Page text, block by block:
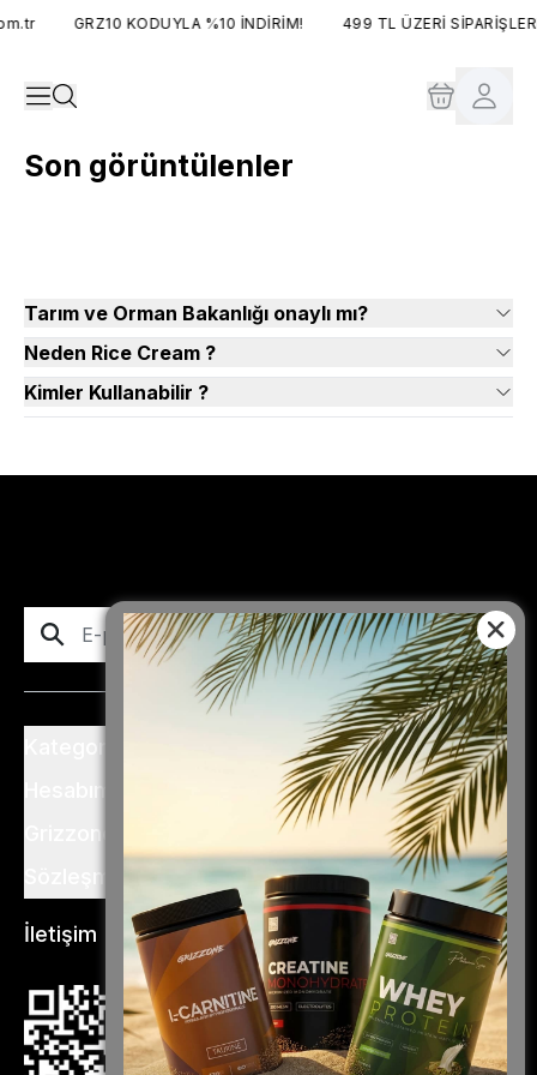
GRZ10 KODUYLA %10 İNDİRİM! 499 TL ÜZERİ
Son görüntülenler
Tarım ve Orman Bakanlığı onaylı mı?
Neden Rice Cream ?
Kimler Kullanabilir ?
Abone Ol
Sözleşme ve Şartlar
İletişim